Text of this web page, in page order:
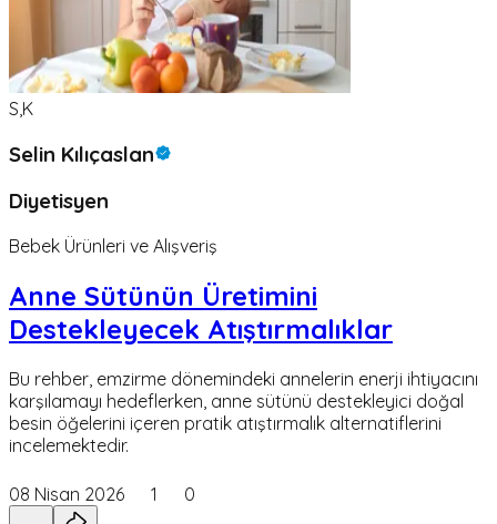
S,K
Selin Kılıçaslan
Diyetisyen
Bebek Ürünleri ve Alışveriş
Anne Sütünün Üretimini
Destekleyecek Atıştırmalıklar
Bu rehber, emzirme dönemindeki annelerin enerji ihtiyacını
karşılamayı hedeflerken, anne sütünü destekleyici doğal
besin öğelerini içeren pratik atıştırmalık alternatiflerini
incelemektedir.
08 Nisan 2026 1 0